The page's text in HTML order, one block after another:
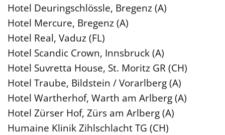
Hotel Deuringschlössle, Bregenz (A)
Hotel Mercure, Bregenz (A)
Hotel Real, Vaduz (FL)
Hotel Scandic Crown, Innsbruck (A)
Hotel Suvretta House, St. Moritz GR (CH)
Hotel Traube, Bildstein / Vorarlberg (A)
Hotel Wartherhof, Warth am Arlberg (A)
Hotel Zürser Hof, Zürs am Arlberg (A)
Humaine Klinik Zihlschlacht TG (CH)